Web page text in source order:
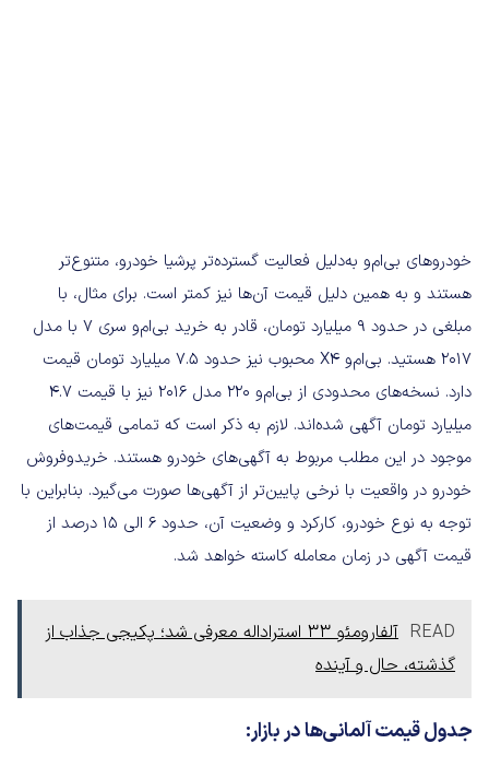
خودروهای بی‌ام‌و به‌دلیل فعالیت گسترده‌تر پرشیا خودرو، متنوع‌تر
هستند و به همین دلیل قیمت آن‌ها نیز کمتر است. برای مثال، با
مبلغی در حدود 9 میلیارد تومان، قادر به خرید بی‌ام‌و سری 7 با مدل
2017 هستید. بی‌ام‌و X4‌ محبوب نیز حدود 7.5 میلیارد تومان قیمت
دارد. نسخه‌های محدودی از بی‌ام‌و 220 مدل 2016 نیز با قیمت 4.7
میلیارد تومان آگهی شده‌اند. لازم به ذکر است که تمامی قیمت‌های
موجود در این مطلب مربوط به آگهی‌های خودرو هستند. خریدوفروش
خودرو در واقعیت با نرخی پایین‌تر از آگهی‌ها صورت می‌گیرد. بنابراین با
توجه به نوع خودرو، کارکرد و وضعیت آن، حدود 6 الی 15 درصد از
قیمت آگهی در زمان معامله کاسته خواهد شد.
READ
آلفارومئو 33 استراداله معرفی شد؛ پکیجی جذاب از
گذشته، حال و آینده
جدول قیمت آلمانی‌ها در بازار: